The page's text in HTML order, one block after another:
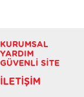
KURUMSAL
YARDIM
GÜVENLI SITE
İLETIŞIM